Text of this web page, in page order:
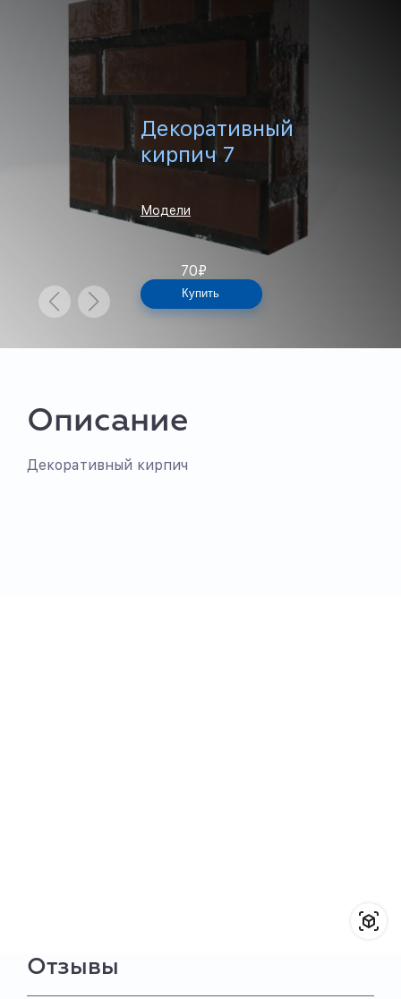
Декоративный
кирпич 7
Модели
70₽
Купить
Описание
Декоративный кирпич
Отзывы